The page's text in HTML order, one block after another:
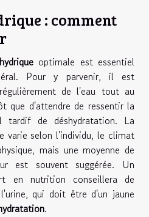
: comment
optimale est essentiel
Pour y parvenir, il est
de l'eau tout au
que d'attendre de ressentir la
de déshydratation. La
varie selon l'individu, le climat
mais une moyenne de
est souvent suggérée. Un
en nutrition conseillera de
qui doit être d'un jaune
.